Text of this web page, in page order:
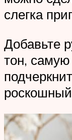
слегка
Добавьте
тон, самую